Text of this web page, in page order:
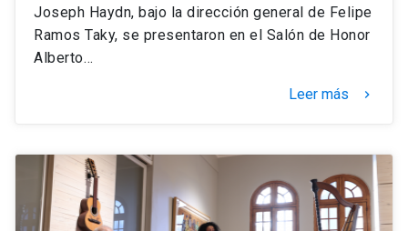
Personal
Alumni
Vecinos
Mi Cuenta UC launch
Correo UC
Donaciones launch
Joseph Haydn, bajo la dirección general de Felipe
Ramos Taky, se presentaron en el Salón de Honor
Alberto…
Leer más keyboard_arrow_right